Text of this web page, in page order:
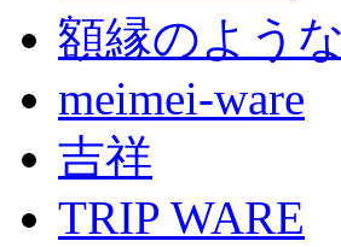
額縁のよう
meimei-ware
吉祥
TRIP WARE